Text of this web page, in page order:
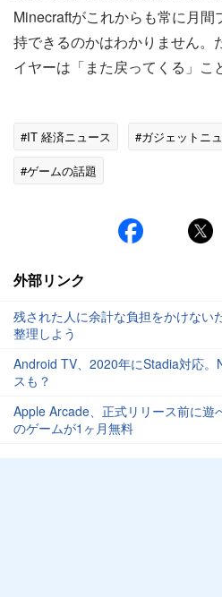
Minecraftがこれからも常に月
持できるのかはわかりません。
イヤーは「また戻ってくる」こ
#IT 経済ニュース #ガジェットニ
#ゲームの話題
外部リンク
残された人に余計な負担をかけない
整理しよう
Android TV、2020年にStadia対応。
スも？
Apple Arcade、正式リリース前に遊
のゲームが1ヶ月無料